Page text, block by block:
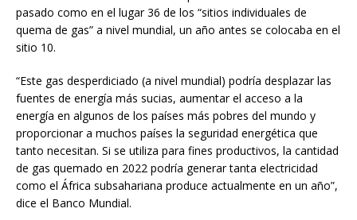
pasado como en el lugar 36 de los “sitios individuales de
quema de gas” a nivel mundial, un año antes se colocaba en el
sitio 10.
“Este gas desperdiciado (a nivel mundial) podría desplazar las
fuentes de energía más sucias, aumentar el acceso a la
energía en algunos de los países más pobres del mundo y
proporcionar a muchos países la seguridad energética que
tanto necesitan. Si se utiliza para fines productivos, la cantidad
de gas quemado en 2022 podría generar tanta electricidad
como el África subsahariana produce actualmente en un año”,
dice el Banco Mundial.